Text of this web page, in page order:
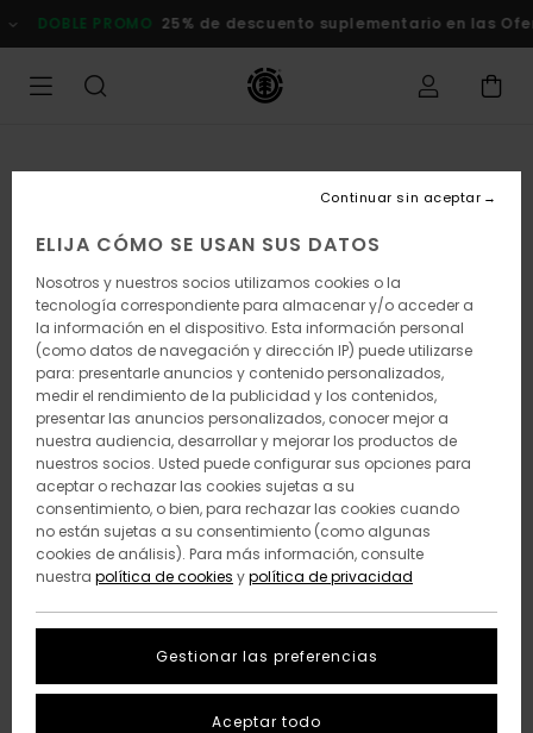
a
la
PROMO 25% de descuento suplementario en las Ofertas
ELIJA CÓMO SE USAN SUS DATOS
Nosotros y nuestros socios utilizamos cookies o la
tecnología correspondiente para almacenar y/o acceder a
la información en el dispositivo. Esta información personal
(como datos de navegación y dirección IP) puede utilizarse
para: presentarle anuncios y contenido personalizados,
medir el rendimiento de la publicidad y los contenidos,
presentar las anuncios personalizados, conocer mejor a
nuestra audiencia, desarrollar y mejorar los productos de
nuestros socios. Usted puede configurar sus opciones para
aceptar o rechazar las cookies sujetas a su
consentimiento, o bien, para rechazar las cookies cuando
no están sujetas a su consentimiento (como algunas
cookies de análisis). Para más información, consulte
nuestra política de cookies ypolítica de privacidad
Gestionar las preferencias
Continuar sin aceptar
Aceptar todo